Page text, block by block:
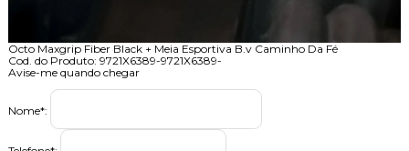
Octo Maxgrip Fiber Black + Meia Esportiva B.v Caminho Da Fé
Cod. do Produto: 9721X6389-9721X6389-
Avise-me quando chegar
Nome*: